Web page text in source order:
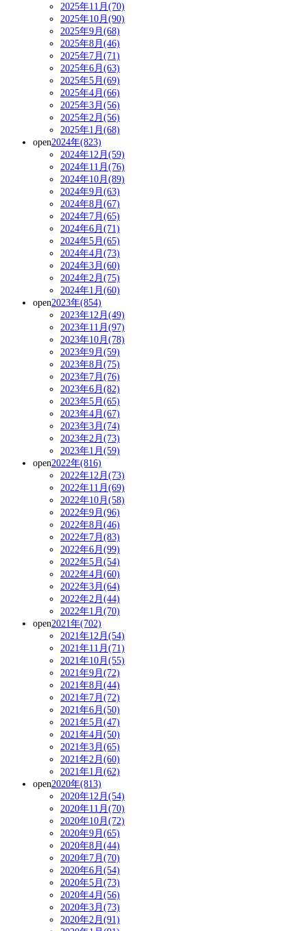
2025年11月(70)
2025年10月(90)
2025年9月(68)
2025年8月(46)
2025年7月(71)
2025年6月(63)
2025年5月(69)
2025年4月(66)
2025年3月(56)
2025年2月(56)
2025年1月(68)
open2024年(823)
2024年12月(59)
2024年11月(76)
2024年10月(89)
2024年9月(63)
2024年8月(67)
2024年7月(65)
2024年6月(71)
2024年5月(65)
2024年4月(73)
2024年3月(60)
2024年2月(75)
2024年1月(60)
open2023年(854)
2023年12月(49)
2023年11月(97)
2023年10月(78)
2023年9月(59)
2023年8月(75)
2023年7月(76)
2023年6月(82)
2023年5月(65)
2023年4月(67)
2023年3月(74)
2023年2月(73)
2023年1月(59)
open2022年(816)
2022年12月(73)
2022年11月(69)
2022年10月(58)
2022年9月(96)
2022年8月(46)
2022年7月(83)
2022年6月(99)
2022年5月(54)
2022年4月(60)
2022年3月(64)
2022年2月(44)
2022年1月(70)
open2021年(702)
2021年12月(54)
2021年11月(71)
2021年10月(55)
2021年9月(72)
2021年8月(44)
2021年7月(72)
2021年6月(50)
2021年5月(47)
2021年4月(50)
2021年3月(65)
2021年2月(60)
2021年1月(62)
open2020年(813)
2020年12月(54)
2020年11月(70)
2020年10月(72)
2020年9月(65)
2020年8月(44)
2020年7月(70)
2020年6月(54)
2020年5月(73)
2020年4月(56)
2020年3月(73)
2020年2月(91)